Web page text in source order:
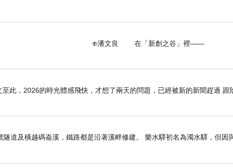
⊕潘文良 在「新創之谷」裡——
此，2026的時光體感飛快，才想了兩天的問題，已經被新的新聞趕過 跟
道及橫越碼崙溪，鐵路都是沿著溪畔修建。 樂水驛初名為濁水驛，但因